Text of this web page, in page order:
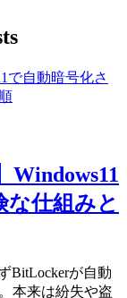
Windows11
な仕組みと
BitLockerが自動
本来は紛失や盗